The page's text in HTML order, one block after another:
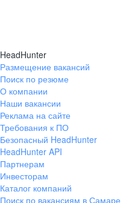
HeadHunter
Размещение вакансий
Поиск по резюме
О компании
Наши вакансии
Реклама на сайте
Требования к ПО
Безопасный HeadHunter
HeadHunter API
Партнерам
Инвесторам
Каталог компаний
Поиск по вакансиям в Самаре